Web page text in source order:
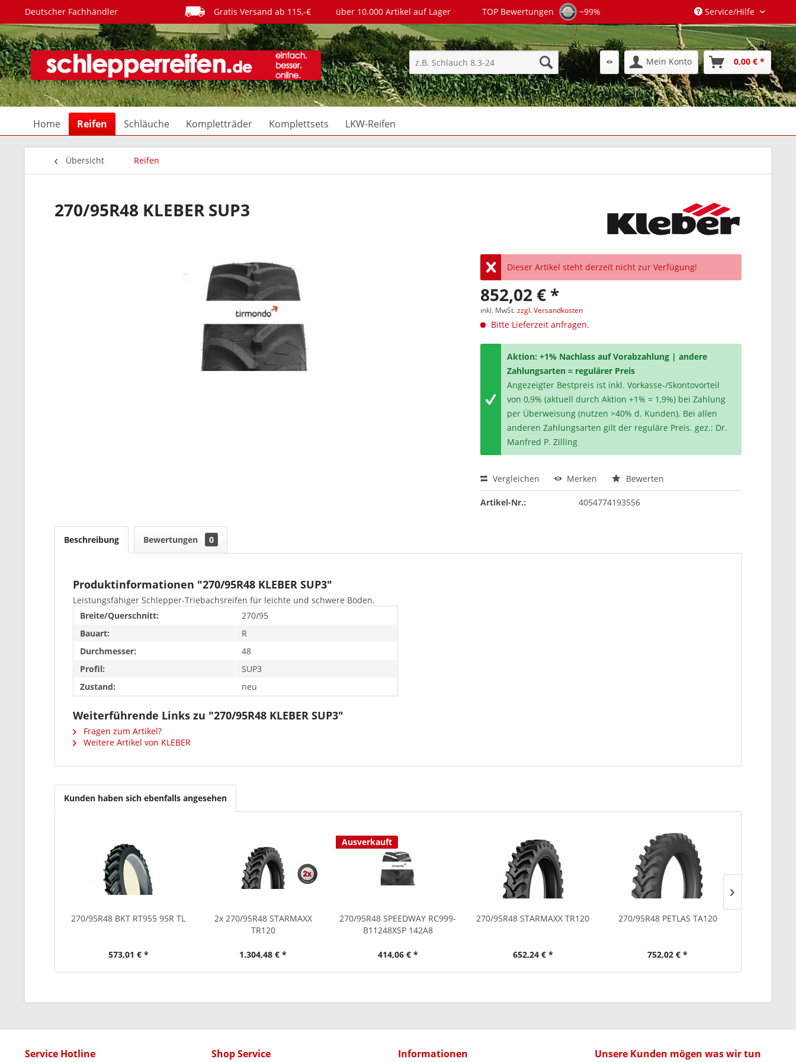
Deutscher Fachhändler Gratis Versand ab 115,-€ über 10.000 Artikel auf Lager TOP Bewertungen ~99% Service/Hilfe
Mein Konto 0,00 € *
Home Reifen Schläuche Kompletträder Komplettsets LKW-Reifen
Übersicht Reifen
270/95R48 KLEBER SUP3
Dieser Artikel steht derzeit nicht zur Verfügung!
852,02 € *
inkl. MwSt.zzgl. Versandkosten
Bitte Lieferzeit anfragen.
Aktion: +1% Nachlass auf Vorabzahlung | andere
Zahlungsarten = regulärer Preis
Angezeigter Bestpreis ist inkl. Vorkasse-/Skontovorteil
von 0,9% (aktuell durch Aktion +1% = 1,9%) bei Zahlung
per Überweisung (nutzen >40% d. Kunden). Bei allen
anderen Zahlungsarten gilt der reguläre Preis. gez.: Dr.
Manfred P. Zilling
Vergleichen Merken Bewerten
Artikel-Nr.: 4054774193556
Beschreibung Bewertungen 0
Produktinformationen "270/95R48 KLEBER SUP3"
Leistungsfähiger Schlepper-Triebachsreifen für leichte und schwere Böden.
Breite/Querschnitt:
270/95
Bauart:
R
Durchmesser:
48
Profil:
SUP3
Zustand:
neu
Weiterführende Links zu "270/95R48 KLEBER SUP3"
Fragen zum Artikel?
Weitere Artikel von KLEBER
Kunden haben sich ebenfalls angesehen
270/95R48 BKT RT955 95R TL
573,01 € *
2x 270/95R48 STARMAXX
TR120
1.304,48 € *
Ausverkauft
270/95R48 SPEEDWAY RC999-
B11248XSP 142A8
414,06 € *
270/95R48 STARMAXX TR120
652,24 € *
270/95R48 PETLAS TA120
752,02 € *
Service Hotline Shop Service Informationen Unsere Kunden mögen was wir tun